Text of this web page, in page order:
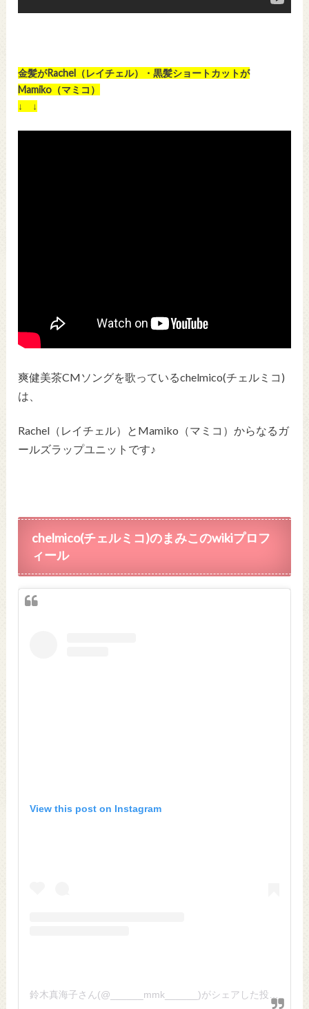
金髪がRachel（レイチェル）・黒髪ショートカットが
Mamiko（マミコ）
↓ ↓
爽健美茶CMソングを歌っているchelmico(チェルミコ)
は、
Rachel（レイチェル）とMamiko（マミコ）からなるガ
ールズラップユニットです♪
chelmico(チェルミコ)のまみこのwikiプロフ
ィール
View this post on Instagram
鈴木真海子さん(@______mmk______)がシェアした投稿